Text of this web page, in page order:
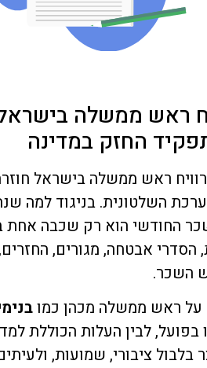
ראש ממשלה
החזק במדינה
ראש ממשלה בישראל חוזרת
השלטונית. בניגוד למה
החודשי הוא רק שכבה אחת
הסדרי אבטחה, מגורים,
השכר.
ראש ממשלה מכהן כמו
בפועל, לבין העלות הכוללת
בלבול ציבורי, שמועות,